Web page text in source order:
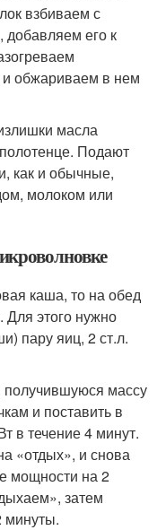
взбиваем с
его к
и обжариваем в нем
масла
Подают
как и обычные,
молоком или
каша, то на обед
Для этого нужно
пару яиц, 2 ст.л.
массу
и поставить в
в течение 4 минут.
«отдых», и снова
мощности на 2
затем
минуты.